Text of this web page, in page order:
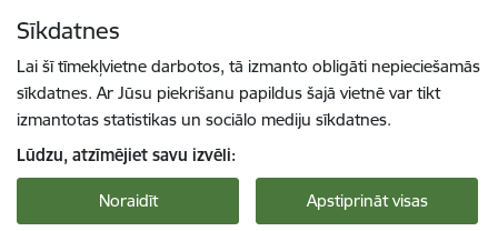
Sīkdatnes
Lai šī tīmekļvietne darbotos, tā izmanto obligāti nepieciešamās
sīkdatnes. Ar Jūsu piekrišanu papildus šajā vietnē var tikt
izmantotas statistikas un sociālo mediju sīkdatnes.
Lūdzu, atzīmējiet savu izvēli:
Noraidīt Apstiprināt visas